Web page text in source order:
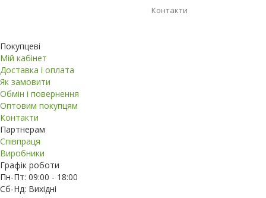
Контакти
Покупцеві
Мій кабінет
Доставка і оплата
Як замовити
Обмін і повернення
Оптовим покупцям
Контакти
Партнерам
Співпраця
Виробники
Графік роботи
Пн-Пт: 09:00 - 18:00
Сб-Нд: Вихідні